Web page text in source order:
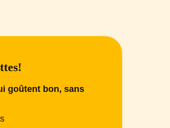
goûtent bon, sans